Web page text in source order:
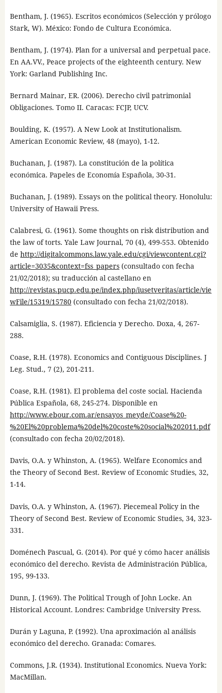
Bentham, J. (1965). Escritos económicos (Selección y prólogo
Stark, W). México: Fondo de Cultura Económica.
Bentham, J. (1974). Plan for a universal and perpetual pace.
En AA.VV., Peace projects of the eighteenth century. New
York: Garland Publishing Inc.
Bernard Mainar, ER. (2006). Derecho civil patrimonial
Obligaciones. Tomo II. Caracas: FCJP, UCV.
Boulding, K. (1957). A New Look at Institutionalism.
American Economic Review, 48 (mayo), 1-12.
Buchanan, J. (1987). La constitución de la política
económica. Papeles de Economía Española, 30-31.
Buchanan, J. (1989). Essays on the political theory. Honolulu:
University of Hawaii Press.
Calabresi, G. (1961). Some thoughts on risk distribution and
the law of torts. Yale Law Journal, 70 (4), 499-553. Obtenido
de http://digitalcommons.law.yale.edu/cgi/viewcontent.cgi?
article=3035&context=fss_papers(consultado con fecha
21/02/2018); su traducción al castellano en
http://revistas.pucp.edu.pe/index.php/iusetveritas/article/vie
wFile/15319/15780(consultado con fecha 21/02/2018).
Calsamiglia, S. (1987). Eficiencia y Derecho. Doxa, 4, 267-
288.
Coase, R.H. (1978). Economics and Contiguous Disciplines. J
Leg. Stud., 7 (2), 201-211.
Coase, R.H. (1981). El problema del coste social. Hacienda
Pública Española, 68, 245-274. Disponible en
http://www.ebour.com.ar/ensayos_meyde/Coase%20-
%20El%20problema%20del%20coste%20social%202011.pdf
(consultado con fecha 20/02/2018).
Davis, O.A. y Whinston, A. (1965). Welfare Economics and
the Theory of Second Best. Review of Economic Studies, 32,
1-14.
Davis, O.A. y Whinston, A. (1967). Piecemeal Policy in the
Theory of Second Best. Review of Economic Studies, 34, 323-
331.
Doménech Pascual, G. (2014). Por qué y cómo hacer análisis
económico del derecho. Revista de Administración Pública,
195, 99-133.
Dunn, J. (1969). The Political Trough of John Locke. An
Historical Account. Londres: Cambridge University Press.
Durán y Laguna, P. (1992). Una aproximación al análisis
económico del derecho. Granada: Comares.
Commons, J.R. (1934). Institutional Economics. Nueva York:
MacMillan.